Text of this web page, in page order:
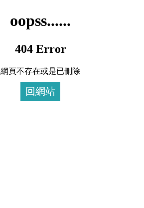
oopss......
404 Error
網頁不存在或是已刪除
回網站